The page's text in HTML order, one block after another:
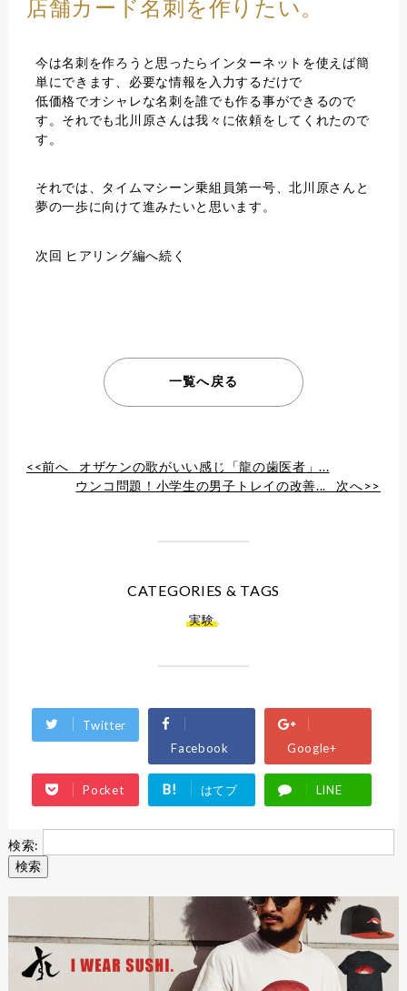
店舗カード名刺を作りたい。
今は名刺を作ろうと思ったらインターネットを使えば簡
単にできます、必要な情報を入力するだけで
低価格でオシャレな名刺を誰でも作る事ができるので
す。それでも北川原さんは我々に依頼をしてくれたので
す。
それでは、タイムマシーン乗組員第一号、北川原さんと
夢の一歩に向けて進みたいと思います。
次回 ヒアリング編へ続く
一覧へ戻る
<<前へ オザケンの歌がいい感じ「龍の歯医者」...
ウンコ問題！小学生の男子トレイの改善... 次へ>>
CATEGORIES & TAGS
実験,
Twitter
Facebook
Google+
Pocket B! はてブ LINE
検索: